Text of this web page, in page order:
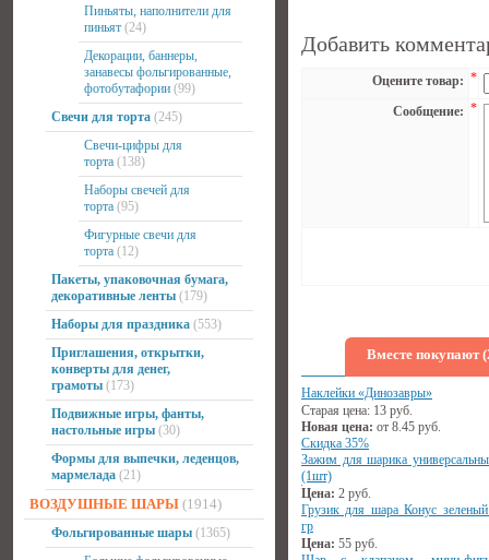
Пиньяты, наполнители для
пиньят (24)
Декорации, баннеры,
занавесы фольгированные,
фотобутафории (99)
Свечи для торта (245)
Свечи-цифры для
торта (138)
Наборы свечей для
торта (95)
Фигурные свечи для
торта (12)
Пакеты, упаковочная бумага,
декоративные ленты (179)
Наборы для праздника (553)
Приглашения, открытки,
конверты для денег,
грамоты (173)
Подвижные игры, фанты,
настольные игры (30)
Формы для выпечки, леденцов,
мармелада (21)
ВОЗДУШНЫЕ ШАРЫ (1914)
Фольгированные шары (1365)
Добавить
Оцените товар: *
Сообщение: *
Вместе покупают
Наклейки «Динозавры»
Старая цена: 13 руб.
Новая цена: от 8.45 руб.
Скидка 35%
Зажим для шарика
(1шт)
Цена: 2 руб.
Грузик для шара Конус
гр
Цена: 55 руб.